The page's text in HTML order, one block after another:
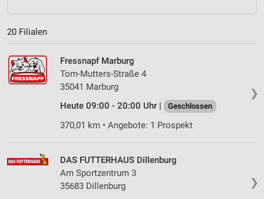
20 Filialen
❯
Fressnapf Marburg
Tom-Mutters-Straße 4
35041 Marburg
Heute 09:00 - 20:00 Uhr |
Geschlossen
370,01 km • Angebote: 1 Prospekt
❯
DAS FUTTERHAUS Dillenburg
Am Sportzentrum 3
35683 Dillenburg